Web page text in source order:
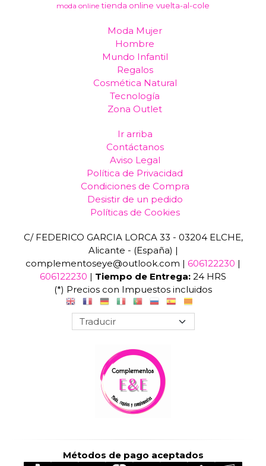
moda online tienda online vuelta-al-cole
Moda Mujer
Hombre
Mundo Infantil
Regalos
Cosmética Natural
Tecnología
Zona Outlet
Ir arriba
Contáctanos
Aviso Legal
Política de Privacidad
Condiciones de Compra
Desistir de un pedido
Políticas de Cookies
C/ FEDERICO GARCIA LORCA 33 - 03204 ELCHE,
Alicante - (España) |
complementoseye@outlook.com | 606122230 |
606122230 | Tiempo de Entrega: 24 HRS
(*) Precios con Impuestos incluidos
Métodos de pago aceptados